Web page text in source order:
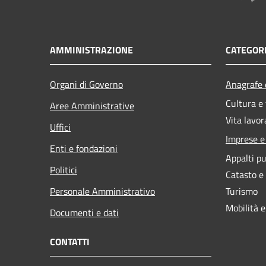
AMMINISTRAZIONE
Organi di Governo
Aree Amministrative
Uffici
Enti e fondazioni
Politici
Personale Amministrativo
Documenti e dati
Cultura
Vita
Imprese
Appalti
Catasto
Turismo
Mobilità
CONTATTI